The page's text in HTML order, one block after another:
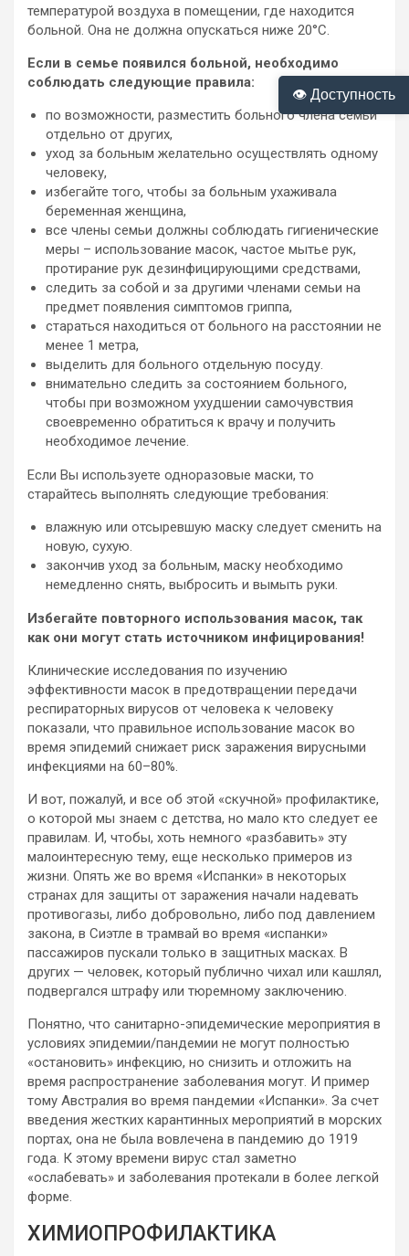
температурой воздуха в помещении, где находится
больной. Она не должна опускаться ниже 20°С.
Если в семье появился больной, необходимо
соблюдать следующие правила:
по возможности, разместить больного члена семьи
отдельно от других,
уход за больным желательно осуществлять одному
человеку,
избегайте того, чтобы за больным ухаживала
беременная женщина,
все члены семьи должны соблюдать гигиенические
меры – использование масок, частое мытье рук,
протирание рук дезинфицирующими средствами,
следить за собой и за другими членами семьи на
предмет появления симптомов гриппа,
стараться находиться от больного на расстоянии не
менее 1 метра,
выделить для больного отдельную посуду.
внимательно следить за состоянием больного,
чтобы при возможном ухудшении самочувствия
своевременно обратиться к врачу и получить
необходимое лечение.
Если Вы используете одноразовые маски, то
старайтесь выполнять следующие требования:
влажную или отсыревшую маску следует сменить на
новую, сухую.
закончив уход за больным, маску необходимо
немедленно снять, выбросить и вымыть руки.
Избегайте повторного использования масок, так
как они могут стать источником инфицирования!
Клинические исследования по изучению
эффективности масок в предотвращении передачи
респираторных вирусов от человека к человеку
показали, что правильное использование масок во
время эпидемий снижает риск заражения вирусными
инфекциями на 60–80%.
И вот, пожалуй, и все об этой «скучной» профилактике,
о которой мы знаем с детства, но мало кто следует ее
правилам. И, чтобы, хоть немного «разбавить» эту
малоинтересную тему, еще несколько примеров из
жизни. Опять же во время «Испанки» в некоторых
странах для защиты от заражения начали надевать
противогазы, либо добровольно, либо под давлением
закона, в Сиэтле в трамвай во время «испанки»
пассажиров пускали только в защитных масках. В
других — человек, который публично чихал или кашлял,
подвергался штрафу или тюремному заключению.
Понятно, что санитарно-эпидемические мероприятия в
условиях эпидемии/пандемии не могут полностью
«остановить» инфекцию, но снизить и отложить на
время распространение заболевания могут. И пример
тому Австралия во время пандемии «Испанки». За счет
введения жестких карантинных мероприятий в морских
портах, она не была вовлечена в пандемию до 1919
года. К этому времени вирус стал заметно
«ослабевать» и заболевания протекали в более легкой
форме.
ХИМИОПРОФИЛАКТИКА
👁 Доступность